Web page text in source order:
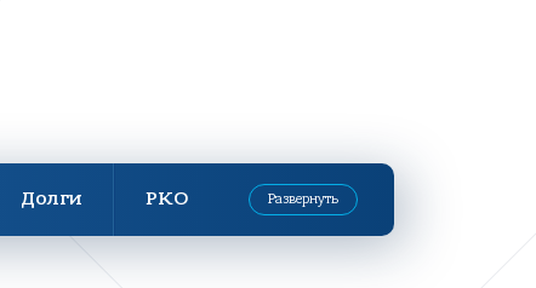
Долги РКО Развернуть